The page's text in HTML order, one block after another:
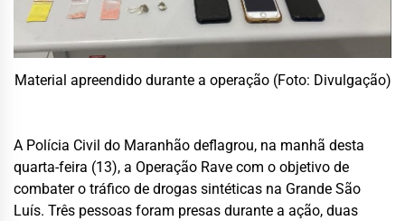
Material apreendido durante a operação (Foto: Divulgação)
A Polícia Civil do Maranhão deflagrou, na manhã desta
quarta-feira (13), a Operação Rave com o objetivo de
combater o tráfico de drogas sintéticas na Grande São
Luís. Três pessoas foram presas durante a ação, duas